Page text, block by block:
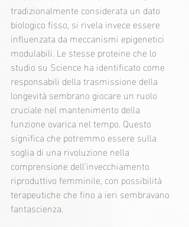
tradizionalmente considerata un dato
biologico fisso, si rivela invece essere
influenzata da meccanismi epigenetici
modulabili. Le stesse proteine che lo
studio su Science ha identificato come
responsabili della trasmissione della
longevità sembrano giocare un ruolo
cruciale nel mantenimento della
funzione ovarica nel tempo. Questo
significa che potremmo essere sulla
soglia di una rivoluzione nella
comprensione dell'invecchiamento
riproduttivo femminile, con possibilità
terapeutiche che fino a ieri sembravano
fantascienza.